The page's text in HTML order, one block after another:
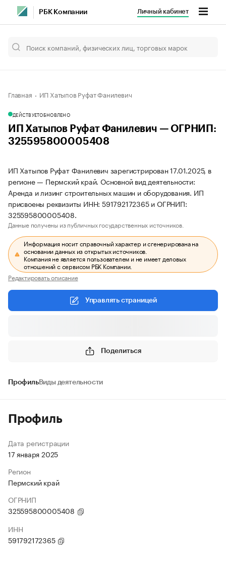
РБК Компании Личный кабинет
Главная ИП Хатыпов Руфат Фанилевич
ДЕЙСТВУЕТОБНОВЛЕНО
ИП Хатыпов Руфат Фанилевич — ОГРНИП:
325595800005408
ИП Хатыпов Руфат Фанилевич зарегистрирован 17.01.2025, в
регионе — Пермский край. Основной вид деятельности:
Аренда и лизинг строительных машин и оборудования. ИП
присвоены реквизиты ИНН: 591792172365 и ОГРНИП:
325595800005408.
Данные получены из публичных государственных источников.
Информация носит справочный характер и сгенерирована на
основании данных из открытых источников.
Компания не является пользователем и не имеет деловых
отношений с сервисом РБК Компании.
Редактировать описание
Управлять страницей
Поделиться
ПрофильВиды деятельности
Профиль
Дата регистрации
17 января 2025
Регион
Пермский край
ОГРНИП
325595800005408
ИНН
591792172365